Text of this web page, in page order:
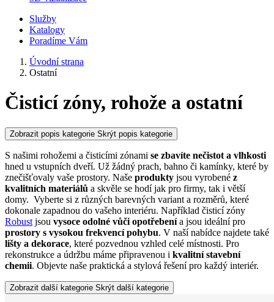
Služby
Katalogy
Poradíme Vám
Úvodní strana
Ostatní
Čisticí zóny, rohože a ostatní
Zobrazit popis kategorie Skrýt popis kategorie
S našimi rohožemi a čisticími zónami se zbavíte nečistot a vlhkosti
hned u vstupních dveří. Už žádný prach, bahno či kamínky, které by
znečišťovaly vaše prostory. Naše produkty jsou vyrobené z
kvalitních materiálů a skvěle se hodí jak pro firmy, tak i větší
domy. Vyberte si z různých barevných variant a rozměrů, které
dokonale zapadnou do vašeho interiéru. Například čisticí zóny
Robust jsou vysoce odolné vůči opotřebenía jsou ideální pro
prostory s vysokou frekvencí pohybu. V naší nabídce najdete také
lišty a dekorace, které pozvednou vzhled celé místnosti. Pro
rekonstrukce a údržbu máme připravenou i kvalitní stavební
chemii. Objevte naše praktická a stylová řešení pro každý interiér.
Zobrazit další kategorie Skrýt další kategorie